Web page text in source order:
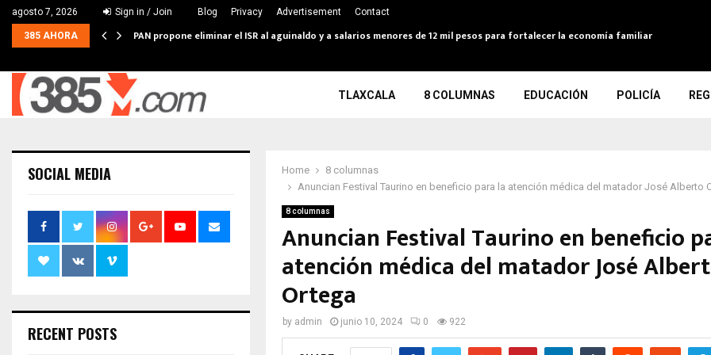
agosto 7, 2026 Sign in / Join Blog Privacy Advertisement Contact
385 AHORA PAN propone eliminar el ISR al aguinaldo y a salarios menores de 12 mil pesos para fortalecer la economía familiar
TLAXCALA 8 COLUMNAS EDUCACIÓN POLICÍA
Home
8 columnas
Anuncian Festival Taurino en beneficio para la atención médica del matador José Alberto
8 columnas
Anuncian Festival Taurino en beneficio
atención médica del matador José
Ortega
by admin junio 10, 2024 0 922
SOCIAL MEDIA
RECENT POSTS